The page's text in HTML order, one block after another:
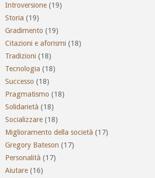
Introversione (19)
Storia (19)
Gradimento (19)
Citazioni e aforismi (18)
Tradizioni (18)
Tecnologia (18)
Successo (18)
Pragmatismo (18)
Solidarietà (18)
Socializzare (18)
Miglioramento della società (17)
Gregory Bateson (17)
Personalità (17)
Aiutare (16)